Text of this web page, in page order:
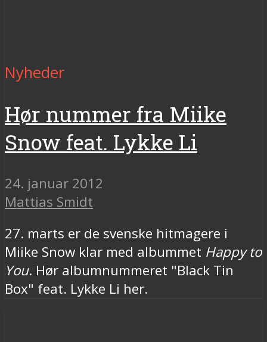
Nyheder
Hør nummer fra Miike
Snow feat. Lykke Li
24. januar 2012
Mattias Smidt
27. marts er de svenske hitmagere i
Miike Snow klar med albummet Happy to
You. Hør albumnummeret "Black Tin
Box" feat. Lykke Li her.